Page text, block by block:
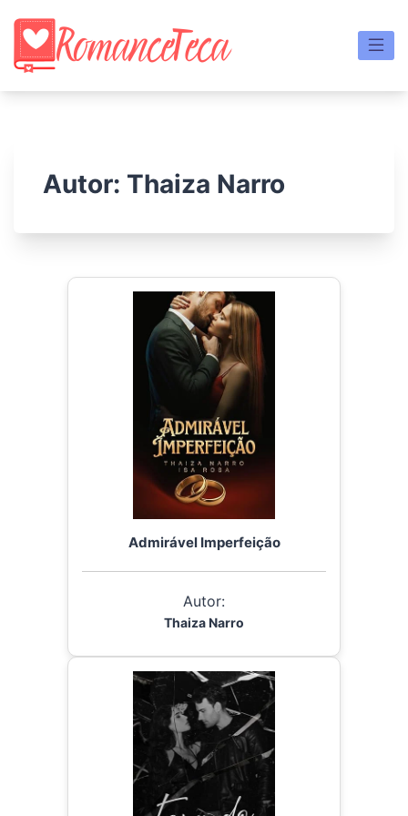
content
Autor: Thaiza Narro
Admirável Imperfeição
Autor:
Thaiza Narro